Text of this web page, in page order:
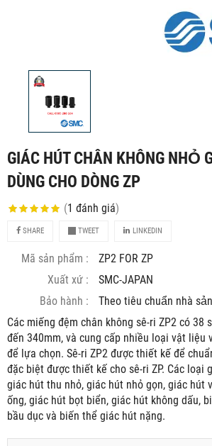
GIÁC HÚT CHÂN KHÔNG NHỎ
DÙNG CHO DÒNG ZP
(1 đánh giá)
SHARE TWEET LINKEDIN
Mã sản phẩm :
ZP2 FOR ZP
Xuất xứ :
SMC-JAPAN
Bảo hành :
Theo tiêu chuẩn nhà
Các miếng đệm chân không sê-ri ZP2 có 38
đến 340mm, và cung cấp nhiều loại vật liệu
để lựa chọn. Sê-ri ZP2 được thiết kế để
đặc biệt được thiết kế cho sê-ri ZP. Các loại
giác hút thu nhỏ, giác hút nhỏ gọn, giác hút
ống, giác hút bọt biển, giác hút không dấu,
bầu dục và biến thể giác hút nặng.